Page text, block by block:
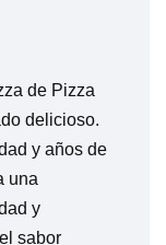
de Pizza
delicioso.
y años de
una
y
sabor